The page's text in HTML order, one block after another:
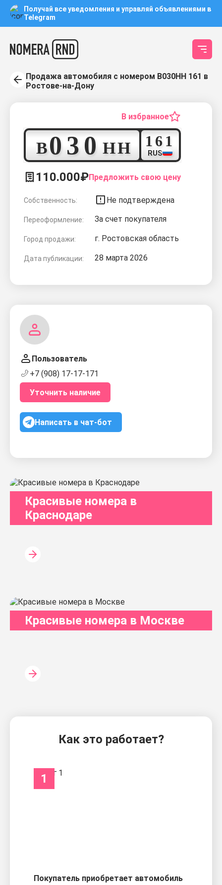
Получай все уведомления и управляй объявлениями в
Telegram
Продажа автомобиля с номером В030НН 161 в
Ростове-на-Дону
В избранное
В0
3
0
НН1
61
RUS
110.000₽Предложить свою цену
Собственность: Не подтверждена
Переоформление: За счет покупателя
Город продажи: г. Ростовская область
Дата публикации: 28 марта 2026
Пользователь
+7 (908) 17-17-171
Уточнить наличие
Написать в чат-бот
Красивые номера в
Краснодаре
Красивые номера в Москве
Как это работает?
1
Покупатель приобретает автомобиль